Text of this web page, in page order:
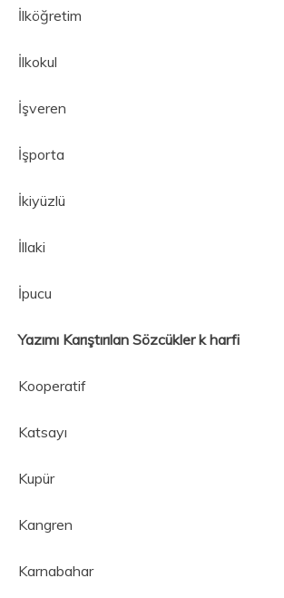
İlköğretim
İlkokul
İşveren
İşporta
İkiyüzlü
İllaki
İpucu
Yazımı Karıştırılan Sözcükler k harfi
Kooperatif
Katsayı
Kupür
Kangren
Karnabahar